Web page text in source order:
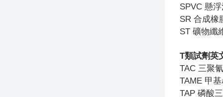
SPVC 懸
SR 合成橡
ST 礦物纖
T類試劑英
TAC 三聚
TAME 甲
TAP 磷酸